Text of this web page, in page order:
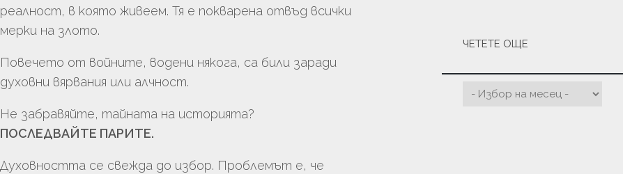
реалност, в която живеем. Тя е покварена отвъд всички
мерки на злото.
Повечето от войните, водени някога, са били заради
духовни вярвания или алчност.
Не забравяйте, тайната на историята?
ПОСЛЕДВАЙТЕ ПАРИТЕ.
Духовността се свежда до избор. Проблемът е, че
ЧЕТЕТЕ ОЩЕ